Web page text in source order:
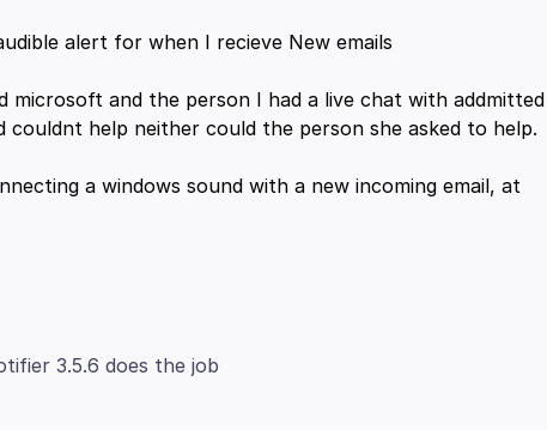
alert for when I recieve New emails
microsoft and the person I had a live chat with addmitted
couldnt help neither could the person she asked to help.
a windows sound with a new incoming email, at